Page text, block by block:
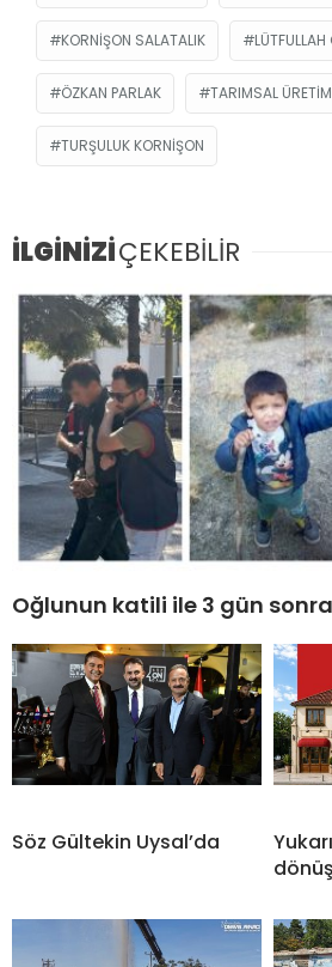
KORNIŞON SALATALIK
ÖZKAN PARLAK TARIMSAL ÜRETIM
TURŞULUK KORNIŞON
İLGİNİZİÇEKEBİLİR
Oğlunun katili ile 3 gün
Söz Gültekin Uysal’da